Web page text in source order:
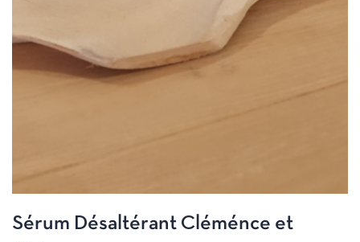
Sérum Désaltérant Cléménce et